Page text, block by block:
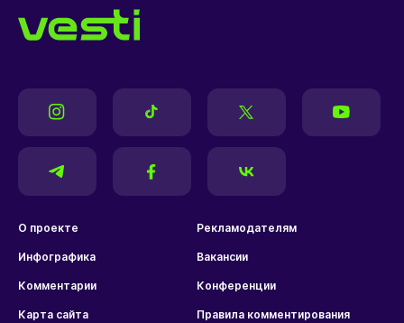
О проекте Рекламодателям
Инфографика Вакансии
Комментарии Конференции
Карта сайта Правила комментирования